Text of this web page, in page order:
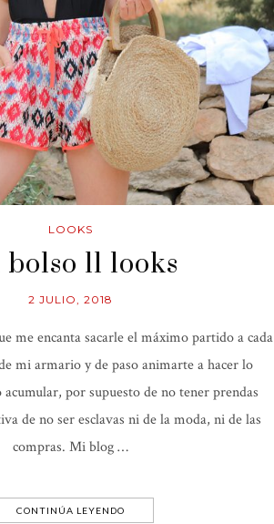
LOOKS
11 looks
2 JULIO, 2018
me encanta sacarle el máximo partido a cada
mi armario y de paso animarte a hacer lo
por supuesto de no tener prendas
de no ser esclavas ni de la moda, ni de las
compras. Mi blog …
CONTINÚA LEYENDO